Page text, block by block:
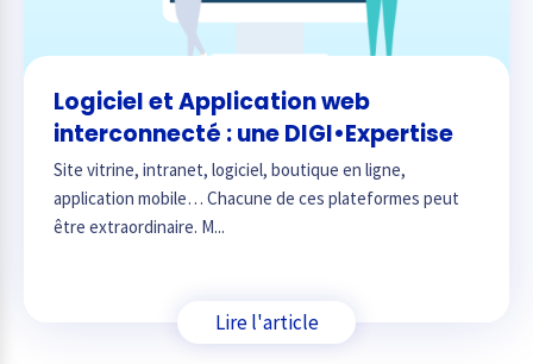
Logiciel et Application web
interconnecté : une DIGI•Expertise
Site vitrine, intranet, logiciel, boutique en ligne,
application mobile… Chacune de ces plateformes peut
être extraordinaire. M...
Lire l'article